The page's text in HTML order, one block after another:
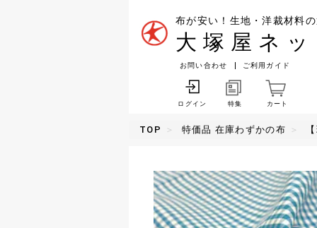
布が安い！生地・洋裁材料
大塚屋ネ
お問い合わせ ご利用ガイド
ログイン 特集 カート
TOP 特価品 在庫わずかの布